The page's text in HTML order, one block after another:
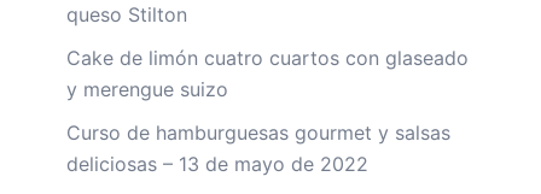
queso Stilton
Cake de limón cuatro cuartos con glaseado
y merengue suizo
Curso de hamburguesas gourmet y salsas
deliciosas – 13 de mayo de 2022